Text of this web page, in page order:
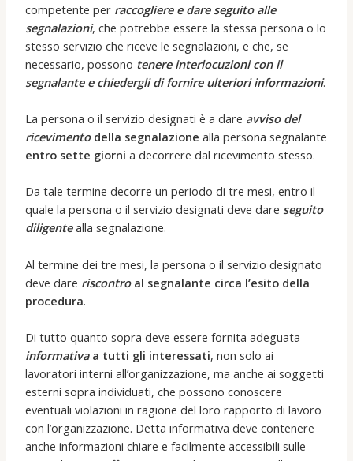
competente per raccogliere e dare seguito alle
segnalazioni, che potrebbe essere la stessa persona o lo
stesso servizio che riceve le segnalazioni, e che, se
necessario, possono tenere interlocuzioni con il
segnalante e chiedergli di fornire ulteriori informazioni.
La persona o il servizio designati è a dare avviso del
ricevimentodella segnalazione alla persona segnalante
entro sette giorni a decorrere dal ricevimento stesso.
Da tale termine decorre un periodo di tre mesi, entro il
quale la persona o il servizio designati deve dare seguito
diligentealla segnalazione.
Al termine dei tre mesi, la persona o il servizio designato
deve dare riscontro al segnalante circa l’esito della
procedura.
Di tutto quanto sopra deve essere fornita adeguata
informativa a tutti gli interessati, non solo ai
lavoratori interni all’organizzazione, ma anche ai soggetti
esterni sopra individuati, che possono conoscere
eventuali violazioni in ragione del loro rapporto di lavoro
con l’organizzazione. Detta informativa deve contenere
anche informazioni chiare e facilmente accessibili sulle